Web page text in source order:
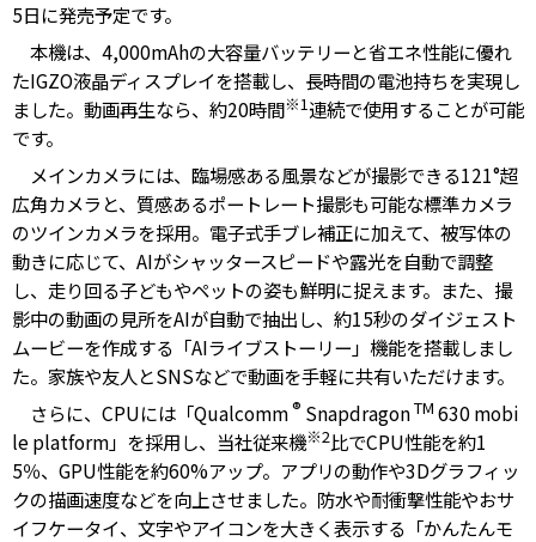
5日に発売予定です。
本機は、4,000mAhの大容量バッテリーと省エネ性能に優れ
たIGZO液晶ディスプレイを搭載し、長時間の電池持ちを実現し
ました。動画再生なら、約20時間※1連続で使用することが可能
です。
メインカメラには、臨場感ある風景などが撮影できる121°超
広角カメラと、質感あるポートレート撮影も可能な標準カメラ
のツインカメラを採用。電子式手ブレ補正に加えて、被写体の
動きに応じて、AIがシャッタースピードや露光を自動で調整
し、走り回る子どもやペットの姿も鮮明に捉えます。また、撮
影中の動画の見所をAIが自動で抽出し、約15秒のダイジェスト
ムービーを作成する「AIライブストーリー」機能を搭載しまし
た。家族や友人とSNSなどで動画を手軽に共有いただけます。
さらに、CPUには「Qualcomm® SnapdragonTM 630 mobi
le platform」を採用し、当社従来機※2比でCPU性能を約1
5％、GPU性能を約60%アップ。アプリの動作や3Dグラフィッ
クの描画速度などを向上させました。防水や耐衝撃性能やおサ
イフケータイ、文字やアイコンを大きく表示する「かんたんモ